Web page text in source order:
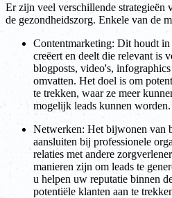
Er zijn veel verschillende strategieën
de gezondheidszorg. Enkele van de
Contentmarketing: Dit houdt
creëert en deelt die relevant is
blogposts, video's,
omvatten. Het doel is om
te trekken, waar ze meer
mogelijk leads kunnen worden.
Netwerken: Het bijwonen van
aansluiten bij professionele
relaties met andere
manieren zijn om leads te
u helpen uw reputatie binnen
potentiële klanten aan te